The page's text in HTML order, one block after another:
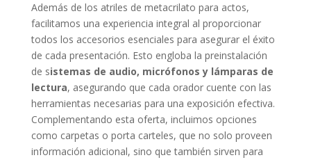
Además de los atriles de metacrilato para actos,
facilitamos una experiencia integral al proporcionar
todos los accesorios esenciales para asegurar el éxito
de cada presentación. Esto engloba la preinstalación
de sistemas de audio, micrófonos y lámparas de
lectura, asegurando que cada orador cuente con las
herramientas necesarias para una exposición efectiva.
Complementando esta oferta, incluimos opciones
como carpetas o porta carteles, que no solo proveen
información adicional, sino que también sirven para